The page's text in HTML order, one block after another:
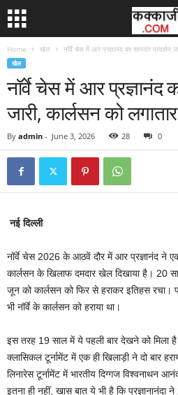
Home खेल नॉर्वे चेस में आर प्रज्ञानंद का शानदार प्रदर्शन
खेल
नॉर्वे चेस में आर प्रज्ञानंद
जारी, कार्लसन को
By admin - June 3, 2026 28 0
नई दिल्ली
नॉर्वे चेस 2026 के आठवें दौर में आर प्रज्ञानंद ने
कार्लसन के खिलाफ दमदार खेल दिखाया है। 20
जून को कार्लसन को फिर से हराकर इतिहस रचा।
भी नॉर्वे के कार्लसन को हराया था।
इस तरह 19 साल में ये पहली बार देखने को मिला है
क्लासिकल टूर्नामेंट में एक ही खिलाड़ी ने दो बार
लिनारेस टूर्नामेंट में भारतीय दिग्गज विश्वनाथन
इतना ही नहीं, खास बात ये भी है कि प्रज्ञानानंदा